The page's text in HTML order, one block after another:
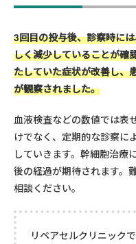
3回目の投与後、診察時に
しく減少していることが確
たしていた症状が改善し、
が観察されました。
血液検査などの数値では表
けでなく、定期的な診察に
していきます。幹細胞治療
後の経過が期待されます。
相談ください。
リペアセルクリニックで